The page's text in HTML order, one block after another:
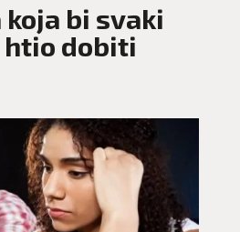
bi svaki
htio dobiti